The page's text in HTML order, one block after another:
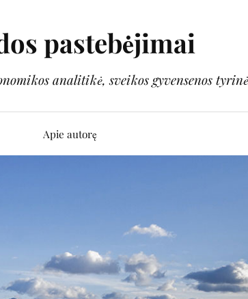
pastebėjimai
analitikė, sveikos gyvensenos
Apie autorę